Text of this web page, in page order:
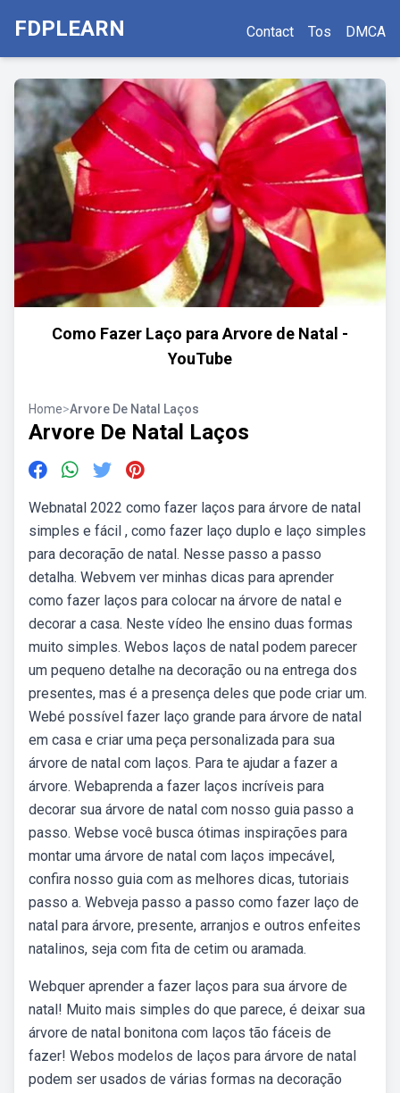
FDPLEARN Contact Tos DMCA
Como Fazer Laço para Arvore de Natal -
YouTube
Home>Arvore De Natal Laços
Arvore De Natal Laços
Webnatal 2022 como fazer laços para árvore de natal
simples e fácil , como fazer laço duplo e laço simples
para decoração de natal. Nesse passo a passo
detalha. Webvem ver minhas dicas para aprender
como fazer laços para colocar na árvore de natal e
decorar a casa. Neste vídeo lhe ensino duas formas
muito simples. Webos laços de natal podem parecer
um pequeno detalhe na decoração ou na entrega dos
presentes, mas é a presença deles que pode criar um.
Webé possível fazer laço grande para árvore de natal
em casa e criar uma peça personalizada para sua
árvore de natal com laços. Para te ajudar a fazer a
árvore. Webaprenda a fazer laços incríveis para
decorar sua árvore de natal com nosso guia passo a
passo. Webse você busca ótimas inspirações para
montar uma árvore de natal com laços impecável,
confira nosso guia com as melhores dicas, tutoriais
passo a. Webveja passo a passo como fazer laço de
natal para árvore, presente, arranjos e outros enfeites
natalinos, seja com fita de cetim ou aramada.
Webquer aprender a fazer laços para sua árvore de
natal! Muito mais simples do que parece, é deixar sua
árvore de natal bonitona com laços tão fáceis de
fazer! Webos modelos de laços para árvore de natal
podem ser usados de várias formas na decoração